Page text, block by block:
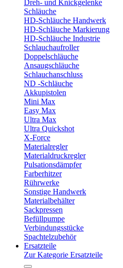
Dreh- und Knickgelenke
Schläuche
HD-Schläuche Handwerk
HD-Schläuche Markierung
HD-Schläuche Industrie
Schlauchaufroller
Doppelschläuche
Ansaugschläuche
Schlauchanschluss
ND -Schläuche
Akkupistolen
Mini Max
Easy Max
Ultra Max
Ultra Quickshot
X-Force
Materialregler
Materialdruckregler
Pulsationsdämpfer
Farberhitzer
Rührwerke
Sonstige Handwerk
Materialbehälter
Sackpressen
Befüllpumpe
Verbindungsstücke
Spachtelzubehör
Ersatzteile
Zur Kategorie Ersatzteile